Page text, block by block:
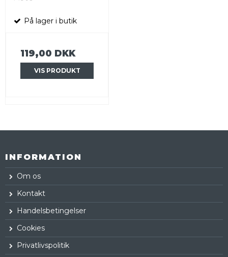
På lager i butik
119,00 DKK
VIS PRODUKT
INFORMATION
Om os
Kontakt
Handelsbetingelser
Cookies
Privatlivspolitik